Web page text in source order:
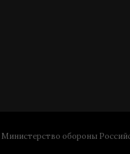
Министерство обороны